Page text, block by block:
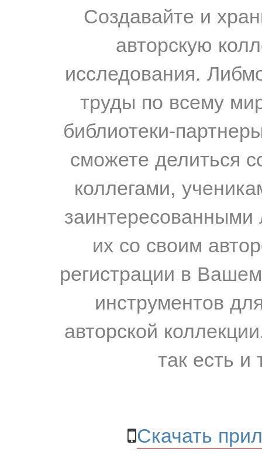
Создавайте и
авторскую
исследования.
труды по всему
библиотеки-
сможете делиться
коллегами,
их со своим
регистрации в
инструментов
авторской
так есть и
Скачать